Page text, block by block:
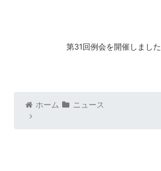
第31回例会を開催しました
ホーム ニュース